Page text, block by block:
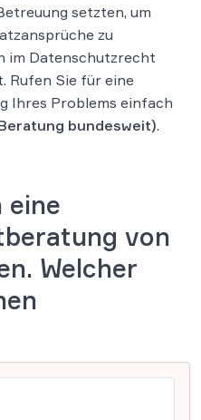
setzten, um
zu
im Datenschutzrecht
Rufen Sie für eine
Ihres Problems einfach
bundesweit).
eine
von
Welcher